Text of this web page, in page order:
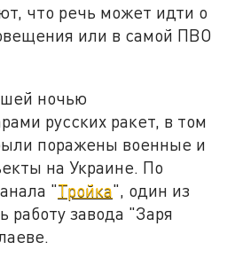
что речь может идти о
или в самой ПВО
ночью
русских ракет, в том
поражены военные и
на Украине. По
"Тройка", один из
работу завода "Заря